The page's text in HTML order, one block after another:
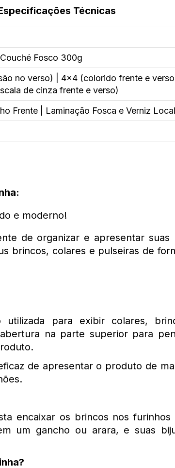
Técnicas
Fosco 300g
no verso) | 4x4 (colorido frente e
de cinza frente e verso)
Frente | Laminação Fosca e Verniz
e moderno!
de organizar e apresentar suas
brincos, colares e pulseiras de
utilizada para exibir colares,
na parte superior para
de apresentar o produto de
encaixar os brincos nos
um gancho ou arara, e suas